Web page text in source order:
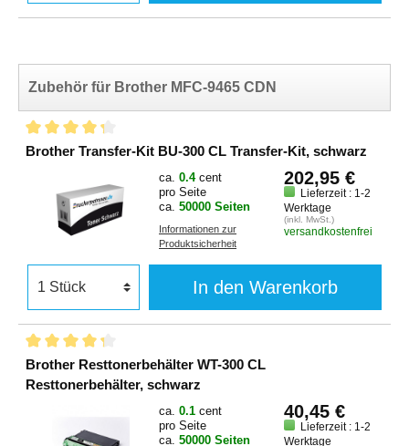
Zubehör für Brother MFC-9465 CDN
Brother Transfer-Kit BU-300 CL Transfer-Kit, schwarz
ca. 0.4 cent
pro Seite
ca. 50000 Seiten
Informationen zur
Produktsicherheit
202,95 €
Lieferzeit : 1-2
Werktage
(inkl. MwSt.)
versandkostenfrei
In den Warenkorb
Brother Resttonerbehälter WT-300 CL
Resttonerbehälter, schwarz
ca. 0.1 cent
pro Seite
ca. 50000 Seiten
40,45 €
Lieferzeit : 1-2
Werktage